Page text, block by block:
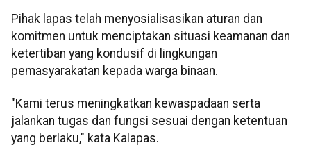
Pihak lapas telah menyosialisasikan aturan dan
komitmen untuk menciptakan situasi keamanan dan
ketertiban yang kondusif di lingkungan
pemasyarakatan kepada warga binaan.
"Kami terus meningkatkan kewaspadaan serta
jalankan tugas dan fungsi sesuai dengan ketentuan
yang berlaku," kata Kalapas.